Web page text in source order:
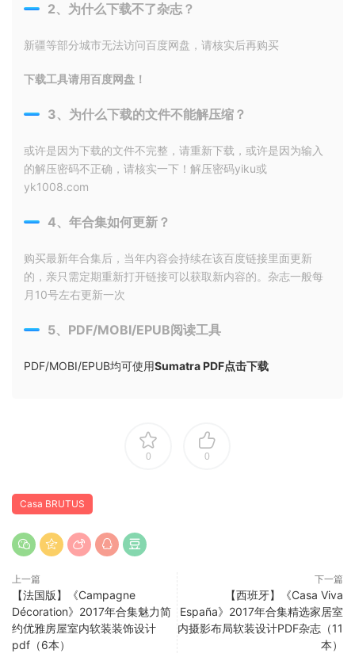
2、为什么下载不了杂志？
新疆等部分城市无法访问百度网盘，请核实后再购买
下载工具请用百度网盘！
3、为什么下载的文件不能解压缩？
或许是因为下载的文件不完整，请重新下载，或许是因为输入
的解压密码不正确，请核实一下！解压密码yiku或
yk1008.com
4、年合集如何更新？
购买最新年合集后，当年内容会持续在该百度链接里面更新
的，亲只需定期重新打开链接可以获取新内容的。杂志一般每
月10号左右更新一次
5、PDF/MOBI/EPUB阅读工具
PDF/MOBI/EPUB均可使用Sumatra PDF点击下载
0 0
Casa BRUTUS
上一篇
【法国版】《Campagne
Décoration》2017年合集魅力简
约优雅房屋室内软装装饰设计
pdf（6本）
下一篇
【西班牙】《Casa Viva
España》2017年合集精选家居室
内摄影布局软装设计PDF杂志（11
本）